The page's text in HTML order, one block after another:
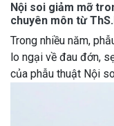
Nội soi giảm mỡ
chuyên môn từ
Trong nhiều năm,
lo ngại về đau đớn,
của phẫu thuật Nội